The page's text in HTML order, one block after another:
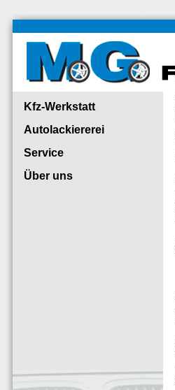
Kfz-Werkstatt
Autolackiererei
Service
Über uns